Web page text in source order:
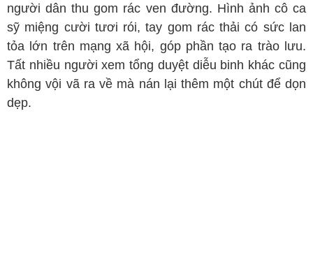
người dân thu gom rác ven đường. Hình ảnh cô ca
sỹ miệng cười tươi rói, tay gom rác thải có sức lan
tỏa lớn trên mạng xã hội, góp phần tạo ra trào lưu.
Tất nhiều người xem tổng duyệt diễu binh khác cũng
không vội vã ra về mà nán lại thêm một chút để dọn
dẹp.